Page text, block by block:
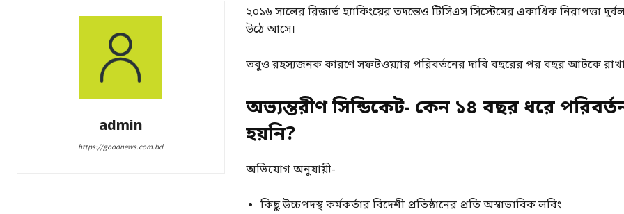
admin
https://goodnews.com.bd
২০১৬ সালের রিজার্ভ হ্যাকিংয়ের তদন্তেও টিসিএস সিস্টেমের একাধিক নিরাপত্তা
উঠে আসে।
তবুও রহস্যজনক কারণে সফটওয়্যার পরিবর্তনের দাবি বছরের পর বছর আটকে
অভ্যন্তরীণ সিন্ডিকেট- কেন ১৪ বছর ধরে
হয়নি?
অভিযোগ অনুযায়ী-
কিছু উচ্চপদস্থ কর্মকর্তার বিদেশী প্রতিষ্ঠানের প্রতি অস্বাভাবিক লবিং